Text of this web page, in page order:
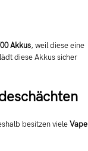
Akkus, weil diese eine
diese Akkus sicher
besitzen vieleVape